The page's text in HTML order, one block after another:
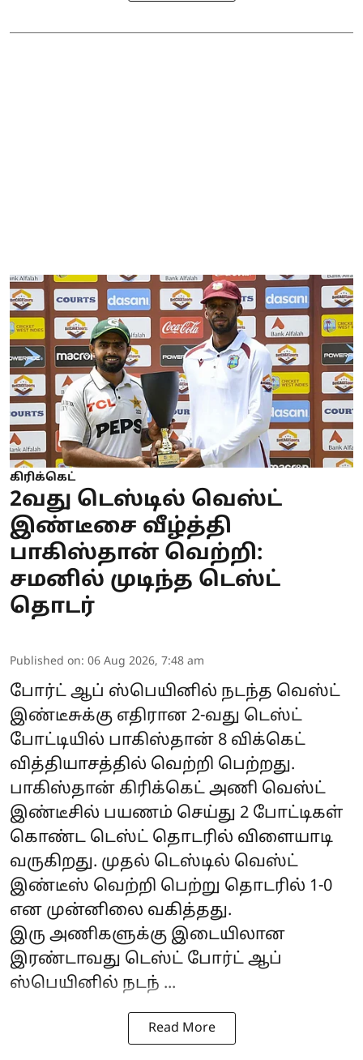
கிரிக்கெட்
2வது டெஸ்டில் வெஸ்ட்
இண்டீசை வீழ்த்தி
பாகிஸ்தான் வெற்றி:
சமனில் முடிந்த டெஸ்ட்
தொடர்
Published on: 06 Aug 2026, 7:48 am
போர்ட் ஆப் ஸ்பெயினில் நடந்த வெஸ்ட்
இண்டீசுக்கு எதிரான 2-வது டெஸ்ட்
போட்டியில் பாகிஸ்தான் 8 விக்கெட்
வித்தியாசத்தில் வெற்றி பெற்றது.
பாகிஸ்தான் கிரிக்கெட் அணி வெஸ்ட்
இண்டீசில் பயணம் செய்து 2 போட்டிகள்
கொண்ட டெஸ்ட் தொடரில் விளையாடி
வருகிறது. முதல் டெஸ்டில் வெஸ்ட்
இண்டீஸ் வெற்றி பெற்று தொடரில் 1-0
என முன்னிலை வகித்தது.
இரு அணிகளுக்கு இடையிலான
இரண்டாவது டெஸ்ட் போர்ட் ஆப்
ஸ்பெயினில் நடந் ...
Read More